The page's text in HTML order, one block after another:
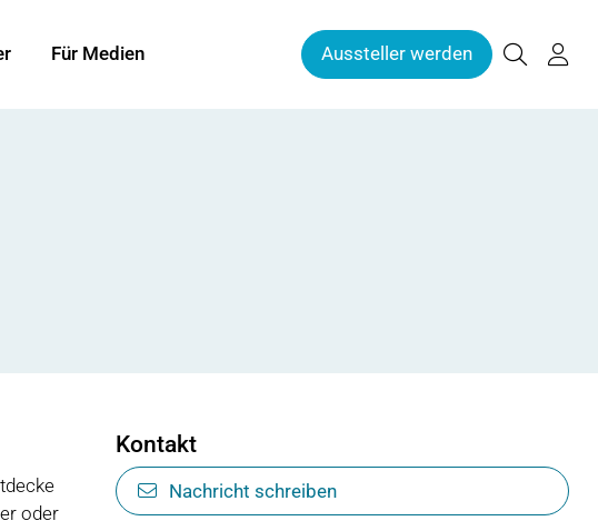
Für Medien Aussteller werden
oder
Kontakt
Nachricht schreiben